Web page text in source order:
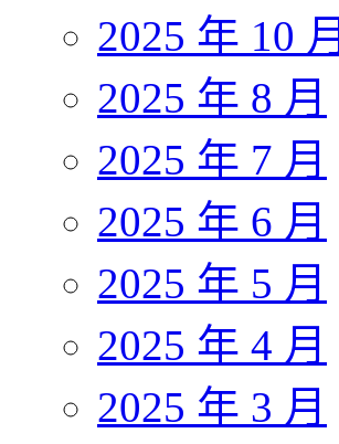
2025 年 10 月
2025 年 8 月
2025 年 7 月
2025 年 6 月
2025 年 5 月
2025 年 4 月
2025 年 3 月